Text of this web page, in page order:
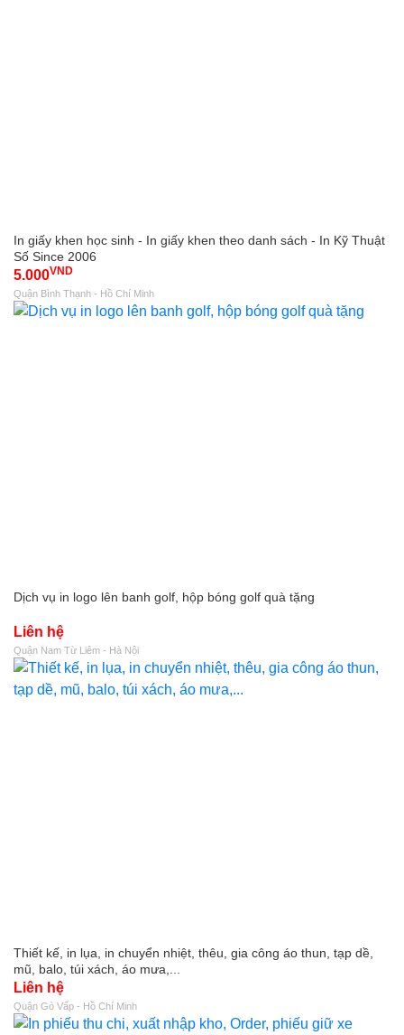
In giấy khen học sinh - In giấy khen theo danh sách - In Kỹ Thuật
Số Since 2006
5.000VND
Quận Bình Thạnh - Hồ Chí Minh
Dịch vụ in logo lên banh golf, hộp bóng golf quà tặng
Liên hệ
Quận Nam Từ Liêm - Hà Nội
Thiết kế, in lụa, in chuyển nhiệt, thêu, gia công áo thun, tạp dề,
mũ, balo, túi xách, áo mưa,...
Liên hệ
Quận Gò Vấp - Hồ Chí Minh